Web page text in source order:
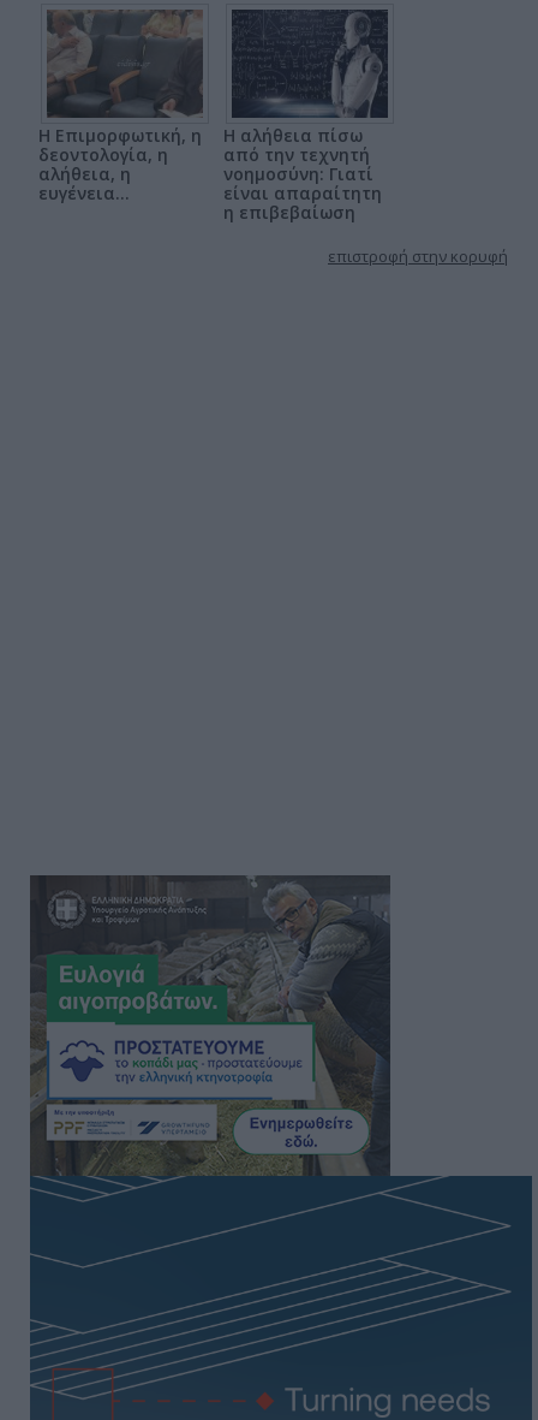
Η Επιμορφωτική, η
δεοντολογία, η
αλήθεια, η
ευγένεια…
Η αλήθεια πίσω
από την τεχνητή
νοημοσύνη: Γιατί
είναι απαραίτητη
η επιβεβαίωση
επιστροφή στην κορυφή